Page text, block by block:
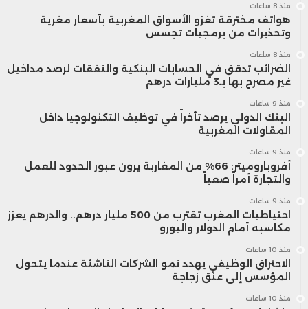
منذ 8 ساعات
هواتف مخترقة تغزو الأسواق المغربية بأسعار مغرية
وتحذيرات من برمجيات تجسس
منذ 8 ساعات
الضرائب تدقق في الحسابات البنكية والنفقات لرصد مداخيل
غير مصرح بها بـ3 مليارات درهم
منذ 9 ساعات
البنك الدولي يرصد تأخراً في توظيف التكنولوجيا داخل
المقاولات المغربية
منذ 9 ساعات
أفروباروميتر: 66% من المغاربة يرون عبور الحدود للعمل
والتجارة أمراً صعباً
منذ 9 ساعات
احتياطيات المغرب تقترب من 500 مليار درهم.. والدرهم يعزز
مكاسبه أمام الدولار واليورو
منذ 10 ساعات
الاحتراق الوظيفي يهدد نمو الشركات الناشئة عندما يتحول
المؤسس إلى عنق زجاجة
منذ 10 ساعات